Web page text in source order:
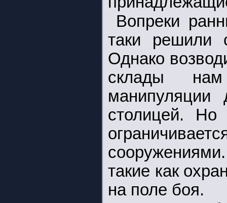
Вопреки
таки решили
Однако
склады
манипуляции
столицей. Но
такие как
на поле боя.